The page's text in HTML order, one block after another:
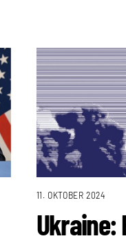
11. OKTOBER 2024
Ukraine: